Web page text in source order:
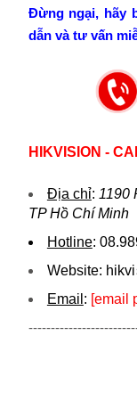
Đừng ngại, hãy
dẫn và tư vấn
HIKVISION -
Địa chỉ: 1190
TP Hồ Chí Minh
Hotline:
Website:
Email : [email